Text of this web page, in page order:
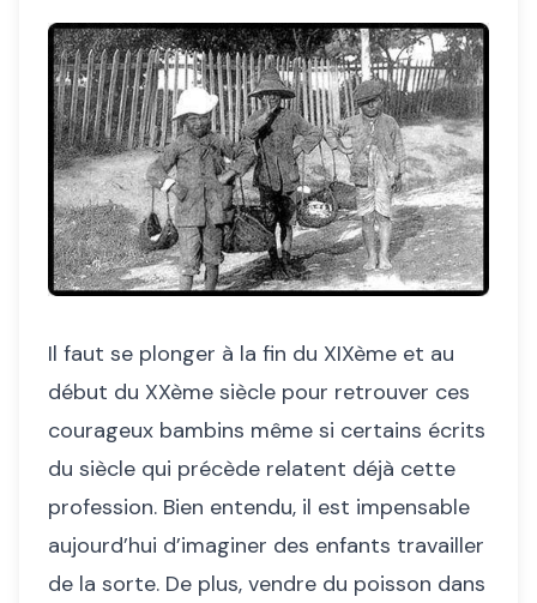
Il faut se plonger à la fin du XIXème et au
début du XXème siècle pour retrouver ces
courageux bambins même si certains écrits
du siècle qui précède relatent déjà cette
profession. Bien entendu, il est impensable
aujourd’hui d’imaginer des enfants travailler
de la sorte. De plus, vendre du poisson dans